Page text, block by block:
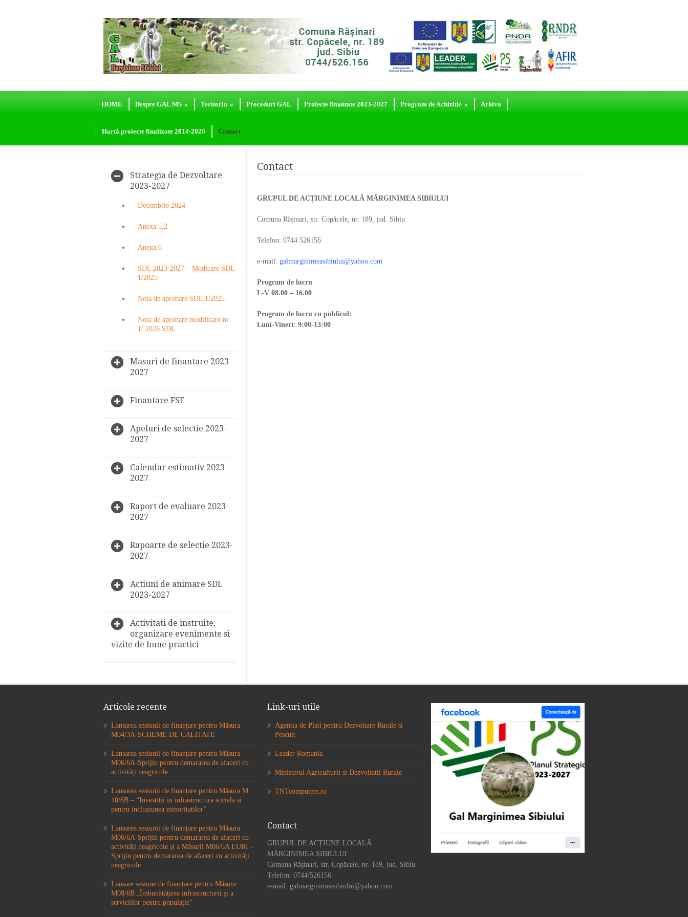
HOME Despre GAL MS » Teritoriu » Proceduri GAL Proiecte finantate 2023-2027 Program de Achizitie » Arhiva
Hartă proiecte finalizate 2014-2020 Contact
Contact
GRUPUL DE ACȚIUNE LOCALĂ MĂRGINIMEA SIBIULUI
Comuna Rășinari, str. Copăcele, nr. 189, jud. Sibiu
Telefon: 0744 526156
e-mail: galmarginimeasibiului@yahoo.com
Program de lucru
L-V 08.00 – 16.00
Program de lucru cu publicul:
Luni-Vineri: 9:00-13:00
Strategia de Dezvoltare
2023-2027
Decembrie 2024
Anexa 5.2
Anexa 6
SDL 2023-2027 – Modicare SDL
1/2025
Nota de aprobare SDL 1/2025
Nota de aprobare modificare nr.
1/ 2026 SDL
Masuri de finantare 2023-
2027
Finantare FSE
Apeluri de selectie 2023-
2027
Calendar estimativ 2023-
2027
Raport de evaluare 2023-
2027
Rapoarte de selectie 2023-
2027
Actiuni de animare SDL
2023-2027
Activitati de instruite,
organizare evenimente si
vizite de bune practici
Articole recente
Lansarea sesiunii de finanțare pentru Măsura
M04/3A-SCHEME DE CALITATE
Lansarea sesiunii de finanțare pentru Măsura
M06/6A-Sprijin pentru demararea de afaceri cu
activități neagricole
Lansarea sesiunii de finanțare pentru Măsura M
10/6B – “Investitii in infrastructura sociala si
pentru incluziunea minoritatilor”
Lansarea sesiunii de finanțare pentru Măsura
M06/6A-Sprijin pentru demararea de afaceri cu
activități neagricole și a Măsurii M06/6A EURI –
Sprijin pentru demararea de afaceri cu activități
neagricole
Lansare sesiune de finanțare pentru Măsura
M08/6B „Îmbunătăţirea infrastructurii şi a
serviciilor pentru populație”
Link-uri utile
Agentia de Plati pentru Dezvoltare Rurale si
Pescuit
Leader Romania
Ministerul Agriculturii si Dezvoltatii Rurale
TNTcomputers.ro
Contact
GRUPUL DE ACȚIUNE LOCALĂ
MĂRGINIMEA SIBIULUI
Comuna Rășinari, str. Copăcele, nr. 189, jud. Sibiu
Telefon: 0744/526156
e-mail: galmarginimeasibiului@yahoo.com